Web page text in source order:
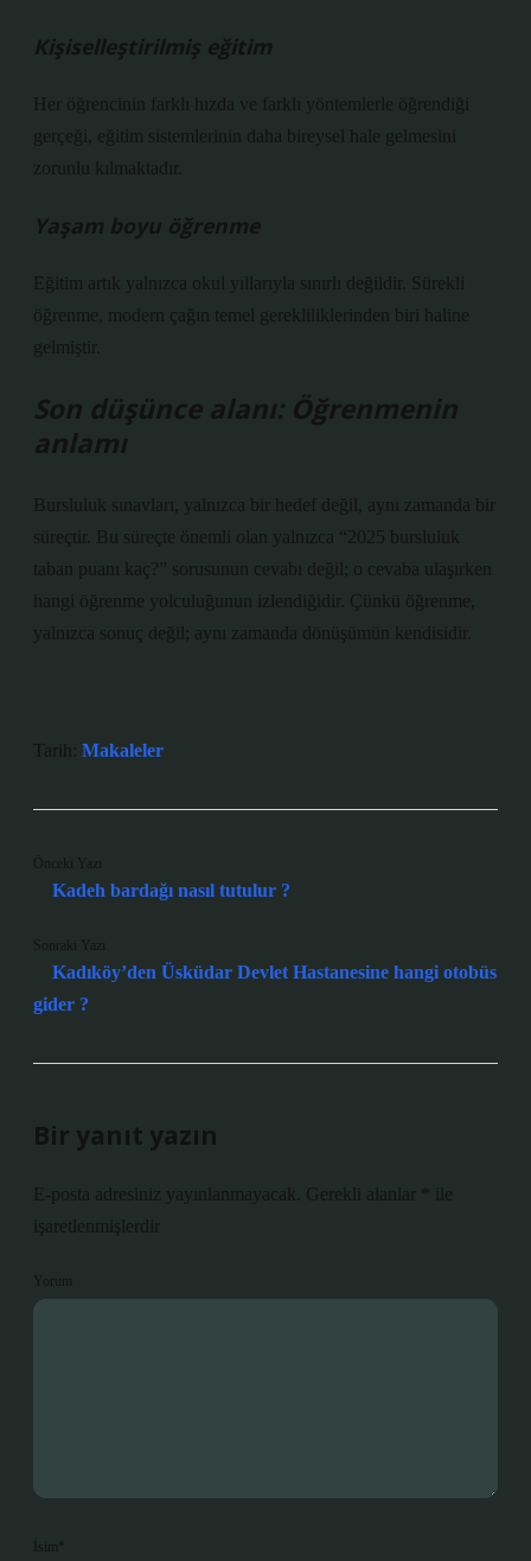
Kişiselleştirilmiş eğitim
Her öğrencinin farklı hızda ve farklı yöntemlerle öğrendiği
gerçeği, eğitim sistemlerinin daha bireysel hale gelmesini
zorunlu kılmaktadır.
Yaşam boyu öğrenme
Eğitim artık yalnızca okul yıllarıyla sınırlı değildir. Sürekli
öğrenme, modern çağın temel gerekliliklerinden biri haline
gelmiştir.
Son düşünce alanı: Öğrenmenin
anlamı
Bursluluk sınavları, yalnızca bir hedef değil, aynı zamanda bir
süreçtir. Bu süreçte önemli olan yalnızca “2025 bursluluk
taban puanı kaç?” sorusunun cevabı değil; o cevaba ulaşırken
hangi öğrenme yolculuğunun izlendiğidir. Çünkü öğrenme,
yalnızca sonuç değil; aynı zamanda dönüşümün kendisidir.
Tarih: Makaleler
Önceki Yazı
Kadeh bardağı nasıl tutulur ?
Sonraki Yazı
Kadıköy’den Üsküdar Devlet Hastanesine hangi otobüs
gider ?
Bir yanıt yazın
E-posta adresiniz yayınlanmayacak. Gerekli alanlar
ile
işaretlenmişlerdir
Yorum
İsim*